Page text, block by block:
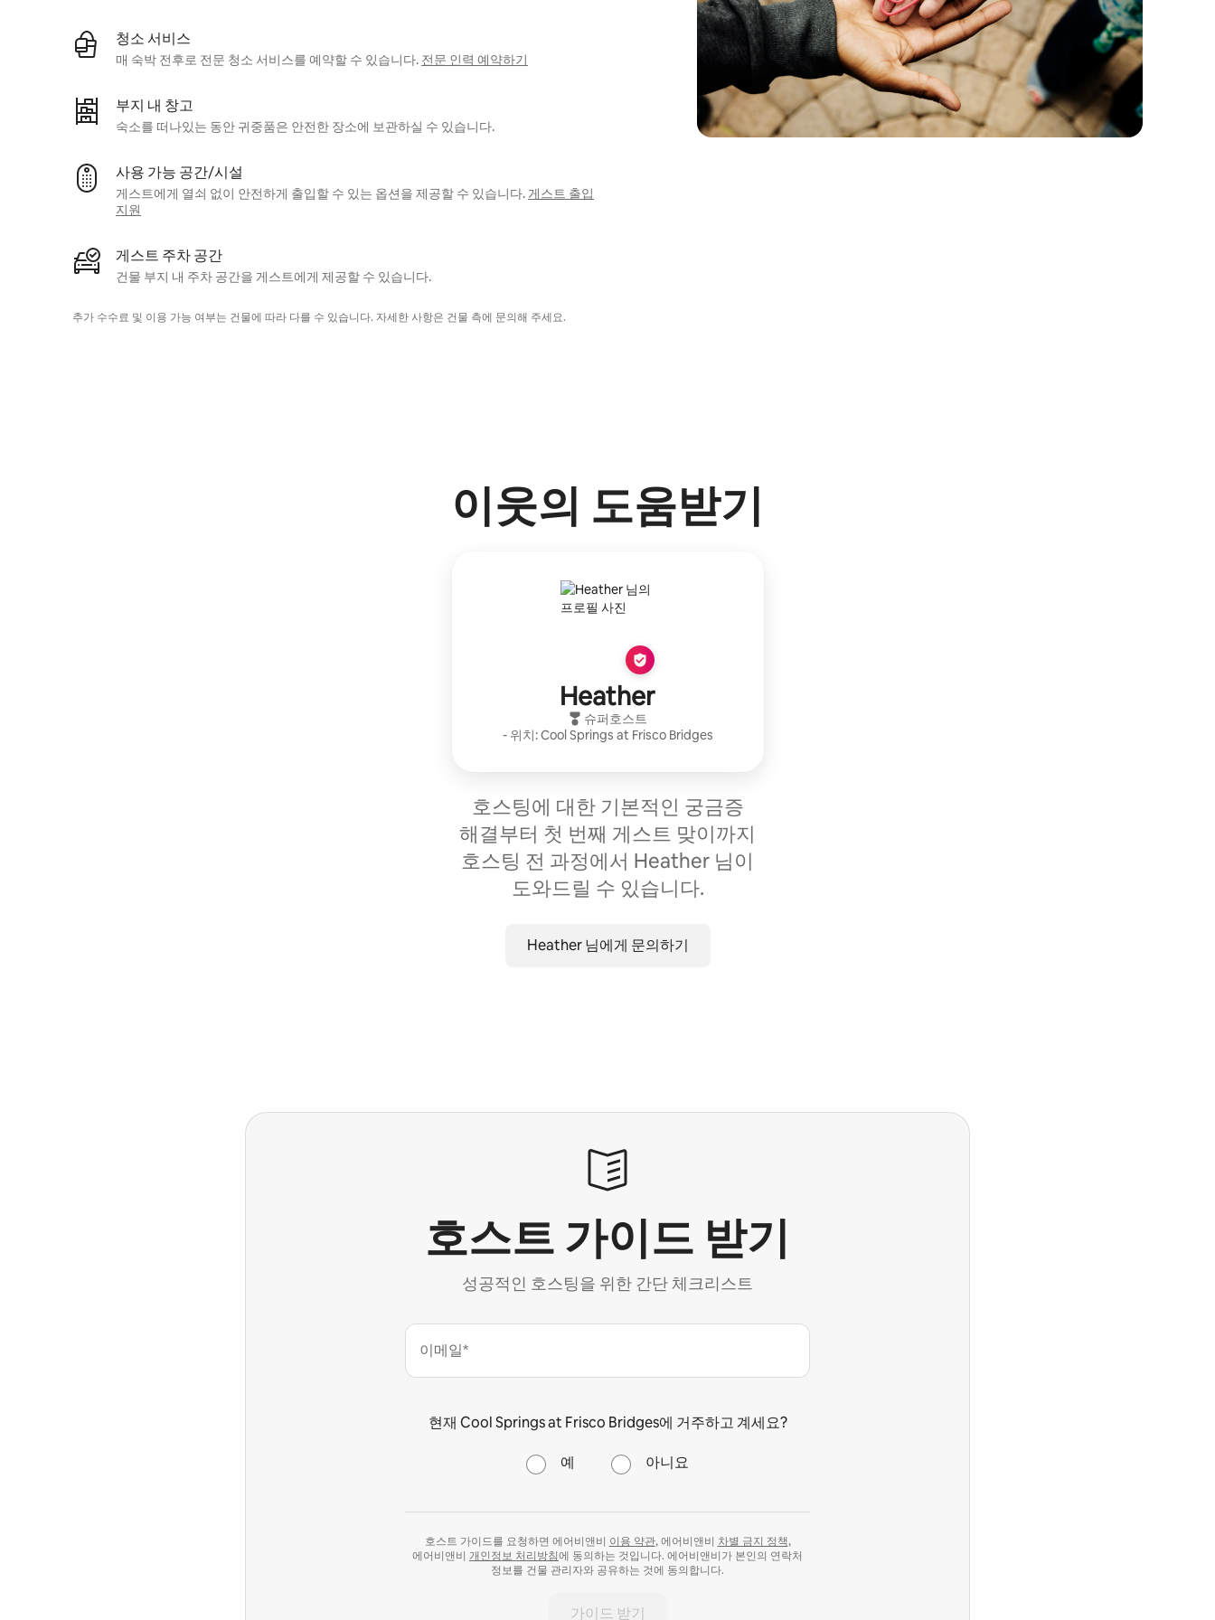
청소 서비스
매 숙박 전후로 전문 청소 서비스를 예약할 수 있습니다. 전문 인력 예약하기
부지 내 창고
숙소를 떠나있는 동안 귀중품은 안전한 장소에 보관하실 수 있습니다.
사용 가능 공간/시설
게스트에게 열쇠 없이 안전하게 출입할 수 있는 옵션을 제공할 수 있습니다. 게스트 출입
지원
게스트 주차 공간
건물 부지 내 주차 공간을 게스트에게 제공할 수 있습니다.
추가 수수료 및 이용 가능 여부는 건물에 따라 다를 수 있습니다. 자세한 사항은 건물 측에 문의해 주세요.
이웃의 도움받기
Heather
슈퍼호스트
- 위치:Cool Springs at Frisco Bridges
호스팅에 대한 기본적인 궁금증
해결부터 첫 번째 게스트 맞이까지
호스팅 전 과정에서 Heather 님이
도와드릴 수 있습니다.
Heather 님에게 문의하기
호스트 가이드 받기
성공적인 호스팅을 위한 간단 체크리스트
이메일*
현재 Cool Springs at Frisco Bridges에 거주하고 계세요?
예 아니요
호스트 가이드를 요청하면 에어비앤비 이용 약관, 에어비앤비 차별 금지 정책,
에어비앤비 개인정보 처리방침에 동의하는 것입니다. 에어비앤비가 본인의 연락처
정보를 건물 관리자와 공유하는 것에 동의합니다.
가이드 받기